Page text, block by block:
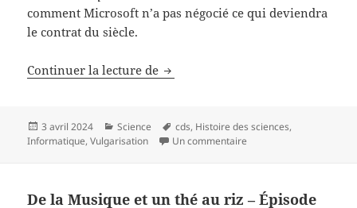
comment Microsoft n’a pas négocié ce qui deviendra
le contrat du siècle.
Continuer la lecture de Comment Microsoft n’a pas
Publié
le
3 avril 2024 Catégories
Science
Mots-
clés
cds, Histoire des sciences,
Informatique,Vulgarisation Un commentaire
De la Musique et un thé au riz – Épisode